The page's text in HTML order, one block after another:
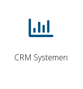
CRM Systemen